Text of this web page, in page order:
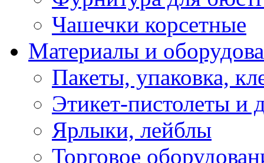
Чашечки корсетные
Материалы и
Пакеты, упаковка,
Этикет-пистолеты и
Ярлыки, лейблы
Торговое